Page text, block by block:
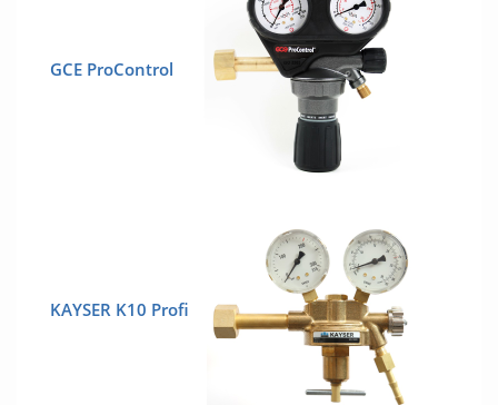
GCE ProControl
KAYSER K10 Profi